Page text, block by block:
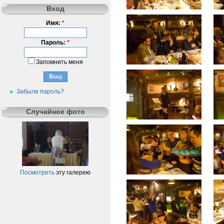
Вход
Имя: *
Пароль: *
Запомнить меня
Забыли пароль?
Случайное фото
Посмотреть эту галерею